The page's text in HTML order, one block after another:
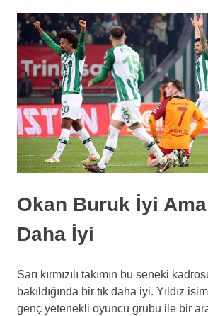
Okan Buruk İyi
Daha İyi
Sarı kırmızılı takımın bu seneki
bakıldığında bir tık daha iyi. Yıldız
genç yetenekli oyuncu grubu ile bir